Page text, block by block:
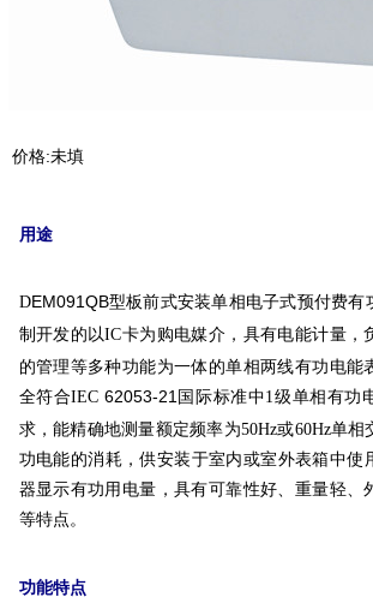
价格:未填
用途
DEM091QB型板前式安装单相电子式预付费有
制开发的以IC卡为购电媒介，具有电能计量，
的管理等多种功能为一体的单相两线有功电能
全符合IEC 62053-21 国际标准中1级单相有功
求，能精确地测量额定频率为50Hz或60Hz单相
功电能的消耗，供安装于室内或室外表箱中使
器显示有功用电量，具有可靠性好、重量轻、
等特点。
功能特点